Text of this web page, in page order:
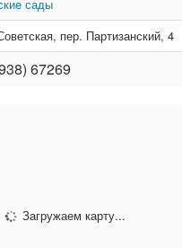
сады
, пер. Партизанский, 4
67269
Загружаем карту...